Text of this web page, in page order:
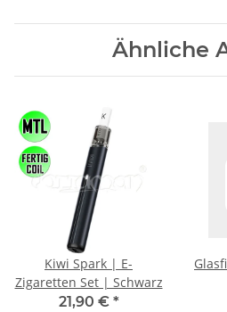
Ähnliche
Kiwi Spark | E-
Zigaretten Set | Schwarz
21,90 € *